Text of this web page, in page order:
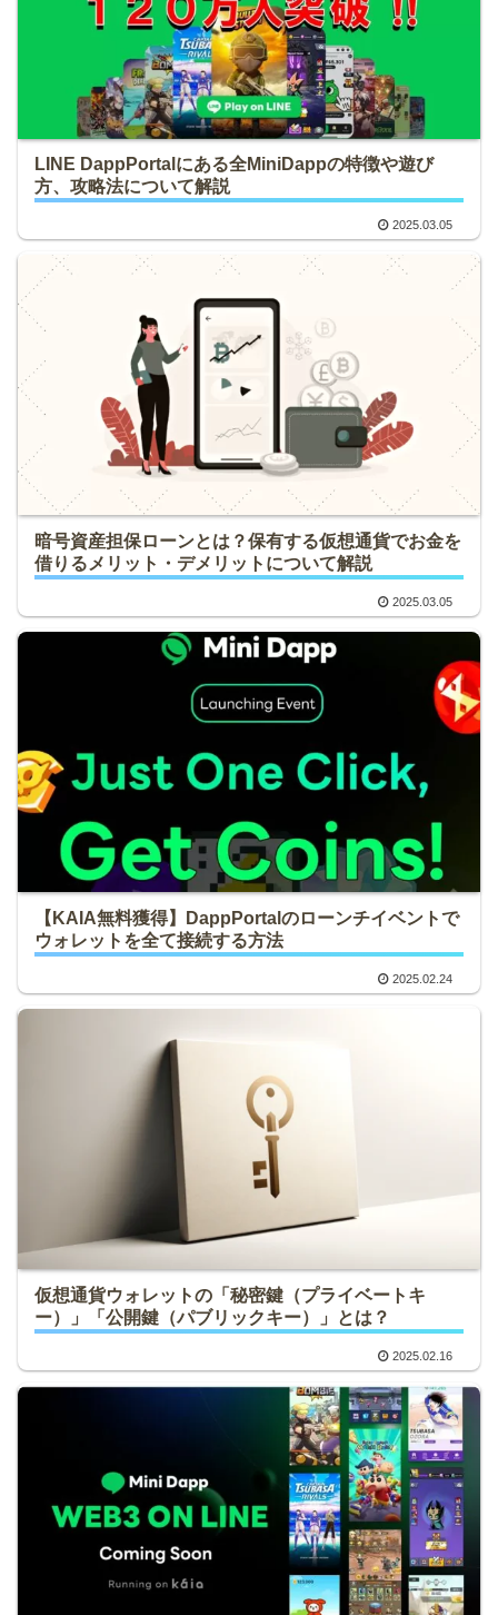
LINE DappPortalにある全MiniDappの特徴や遊び
方、攻略法について解説
2025.03.05
暗号資産担保ローンとは？保有する仮想通貨でお金を
借りるメリット・デメリットについて解説
2025.03.05
【KAIA無料獲得】DappPortalのローンチイベントで
ウォレットを全て接続する方法
2025.02.24
仮想通貨ウォレットの「秘密鍵（プライベートキ
ー）」「公開鍵（パブリックキー）」とは？
2025.02.16